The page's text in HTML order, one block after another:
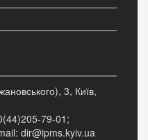
3, Київ,
79-01;
dir@ipms.kyiv.ua